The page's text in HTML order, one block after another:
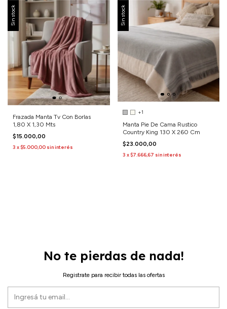
Sin stock
Frazada Manta Tv Con Borlas
1,80 X 1,30 Mts
$15.000,00
3 x$5.000,00 sin interés
Sin stock
+1
Manta Pie De Cama Rustico
Country King 130 X 260 Cm
$23.000,00
3 x$7.666,67 sin interés
No te pierdas de nada!
Registrate para recibir todas las ofertas